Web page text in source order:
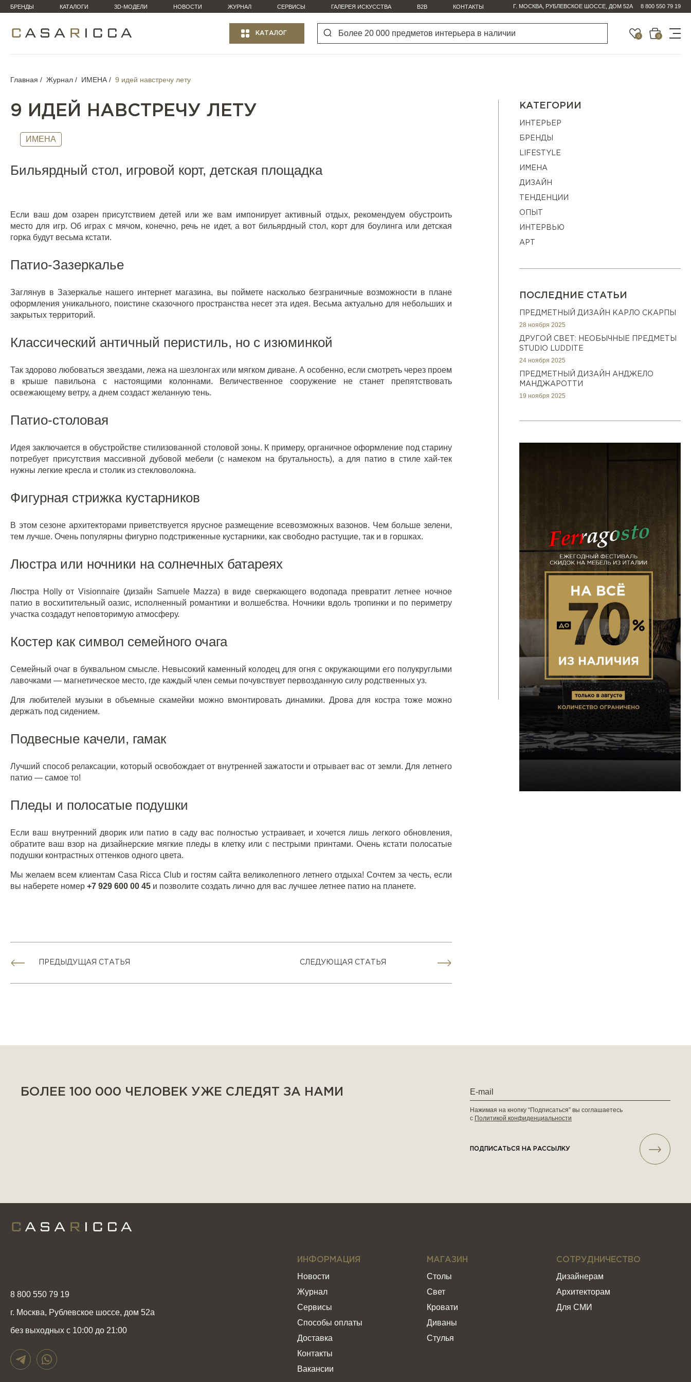
БРЕНДЫ КАТАЛОГИ 3D-МОДЕЛИ НОВОСТИ ЖУРНАЛ СЕРВИСЫ ГАЛЕРЕЯ ИСКУССТВА B2B КОНТАКТЫ Г. МОСКВА, РУБЛЕВСКОЕ ШОССЕ, ДОМ 52А 8 800 550 79 19
КАТАЛОГ 0 0
Главная Журнал ИМЕНА 9 идей навстречу лету
9 ИДЕЙ НАВСТРЕЧУ ЛЕТУ
ИМЕНА
Бильярдный стол, игровой корт, детская площадка
Если ваш дом озарен присутствием детей или же вам импонирует активный отдых, рекомендуем обустроить
место для игр. Об играх с мячом, конечно, речь не идет, а вот бильярдный стол, корт для боулинга или детская
горка будут весьма кстати.
Патио-Зазеркалье
Заглянув в Зазеркалье нашего интернет магазина, вы поймете насколько безграничные возможности в плане
оформления уникального, поистине сказочного пространства несет эта идея. Весьма актуально для небольших и
закрытых территорий.
Классический античный перистиль, но с изюминкой
Так здорово любоваться звездами, лежа на шезлонгах или мягком диване. А особенно, если смотреть через проем
в крыше павильона с настоящими колоннами. Величественное сооружение не станет препятствовать
освежающему ветру, а днем создаст желанную тень.
Патио-столовая
Идея заключается в обустройстве стилизованной столовой зоны. К примеру, органичное оформление под старину
потребует присутствия массивной дубовой мебели (с намеком на брутальность), а для патио в стиле хай-тек
нужны легкие кресла и столик из стекловолокна.
Фигурная стрижка кустарников
В этом сезоне архитекторами приветствуется ярусное размещение всевозможных вазонов. Чем больше зелени,
тем лучше. Очень популярны фигурно подстриженные кустарники, как свободно растущие, так и в горшках.
Люстра или ночники на солнечных батареях
Люстра Holly от Visionnaire(дизайн Samuele Mazza) в виде сверкающего водопада превратит летнее ночное
патио в восхитительный оазис, исполненный романтики и волшебства. Ночники вдоль тропинки и по периметру
участка создадут неповторимую атмосферу.
Костер как символ семейного очага
Семейный очаг в буквальном смысле. Невысокий каменный колодец для огня с окружающими его полукруглыми
лавочками — магнетическое место, где каждый член семьи почувствует первозданную силу родственных уз.
Для любителей музыки в объемные скамейки можно вмонтировать динамики. Дрова для костра тоже можно
держать под сидением.
Подвесные качели, гамак
Лучший способ релаксации, который освобождает от внутренней зажатости и отрывает вас от земли. Для летнего
патио — самое то!
Пледы и полосатые подушки
Если ваш внутренний дворик или патио в саду вас полностью устраивает, и хочется лишь легкого обновления,
обратите ваш взор на дизайнерские мягкие пледы в клетку или с пестрыми принтами. Очень кстати полосатые
подушки контрастных оттенков одного цвета.
Мы желаем всем клиентам Casa Ricca Club и гостям сайта великолепного летнего отдыха! Сочтем за честь, если
вы наберете номер +7 929 600 00 45 и позволите создать лично для вас лучшее летнее патио на планете.
ПРЕДЫДУЩАЯ СТАТЬЯ СЛЕДУЮЩАЯ СТАТЬЯ
КАТЕГОРИИ
ИНТЕРЬЕР
БРЕНДЫ
LIFESTYLE
ИМЕНА
ДИЗАЙН
ТЕНДЕНЦИИ
ОПЫТ
ИНТЕРВЬЮ
АРТ
ПОСЛЕДНИЕ СТАТЬИ
ПРЕДМЕТНЫЙ ДИЗАЙН КАРЛО СКАРПЫ
28 ноября 2025
ДРУГОЙ СВЕТ: НЕОБЫЧНЫЕ ПРЕДМЕТЫ
STUDIO LUDDITE
24 ноября 2025
ПРЕДМЕТНЫЙ ДИЗАЙН АНДЖЕЛО
МАНДЖАРОТТИ
19 ноября 2025
БОЛЕЕ 100 000 ЧЕЛОВЕК УЖЕ СЛЕДЯТ ЗА НАМИ
Нажимая на кнопку “Подписаться” вы соглашаетесь
с Политикой конфиденциальности
ПОДПИСАТЬСЯ НА РАССЫЛКУ
8 800 550 79 19
г. Москва, Рублевское шоссе, дом 52а
без выходных с 10:00 до 21:00
ИНФОРМАЦИЯ
Новости
Журнал
Сервисы
Способы оплаты
Доставка
Контакты
Вакансии
МАГАЗИН
Столы
Свет
Кровати
Диваны
Стулья
СОТРУДНИЧЕСТВО
Дизайнерам
Архитекторам
Для СМИ